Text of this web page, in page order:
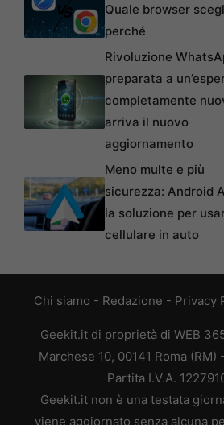
Quale browser
perché
Rivoluzione
preparata a
completamente
arriva il nuovo
aggiornamento
Meno multe e più
sicurezza: Android
la soluzione per
cellulare in auto
Chi siamo - Redazione - Privacy
Geekit.it di proprietà di WEB
Marchese 10, 00141 Roma
Partita I.V.A.
Geekit.it non è una testata
viene aggiornato senza alcuna